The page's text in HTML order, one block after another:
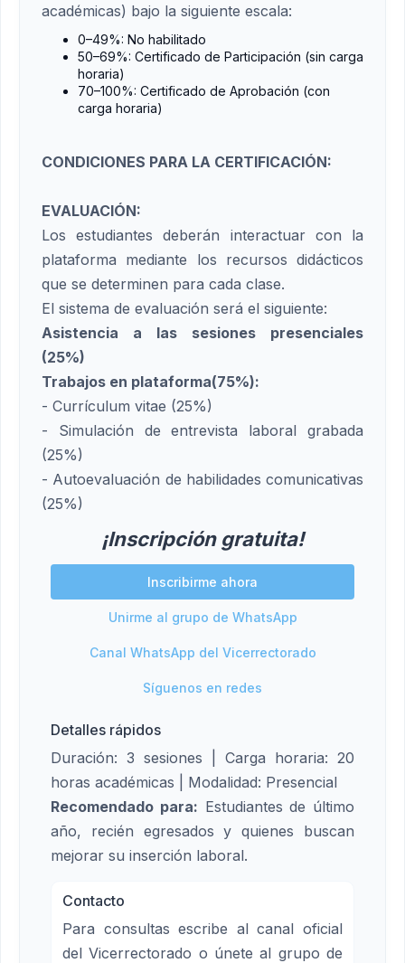
académicas) bajo la siguiente escala:
0–49%: No habilitado
50–69%: Certificado de Participación (sin carga
horaria)
70–100%: Certificado de Aprobación (con
carga horaria)
CONDICIONES PARA LA CERTIFICACIÓN:
EVALUACIÓN:
Los estudiantes deberán interactuar con la
plataforma mediante los recursos didácticos
que se determinen para cada clase.
El sistema de evaluación será el siguiente:
Asistencia a las sesiones presenciales
(25%)
Trabajos en plataforma(75%):
- Currículum vitae (25%)
- Simulación de entrevista laboral grabada
(25%)
- Autoevaluación de habilidades comunicativas
(25%)
¡Inscripción gratuita!
Inscribirme ahora
Unirme al grupo de WhatsApp
Canal WhatsApp del Vicerrectorado
Síguenos en redes
Detalles rápidos
Duración: 3 sesiones | Carga horaria: 20
horas académicas | Modalidad: Presencial
Recomendado para: Estudiantes de último
año, recién egresados y quienes buscan
mejorar su inserción laboral.
Contacto
Para consultas escribe al canal oficial
del Vicerrectorado o únete al grupo de